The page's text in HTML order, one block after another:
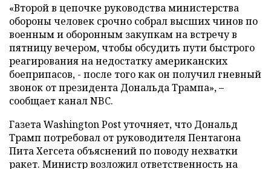
«Второй в цепочке руководства министерства
обороны человек срочно собрал высших чинов по
военным и оборонным закупкам на встречу в
пятницу вечером, чтобы обсудить пути быстрого
реагирования на недостатку американских
боеприпасов, - после того как он получил гневный
звонок от президента Дональда Трампа», –
сообщает канал NBC.
Газета Washington Post уточняет, что Дональд
Трамп потребовал от руководителя Пентагона
Пита Хегсета объяснений по поводу нехватки
ракет. Министр возложил ответственность на